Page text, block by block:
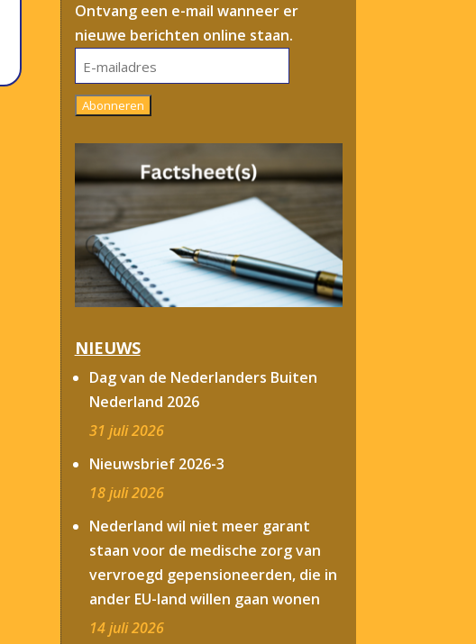
Ontvang een e-mail wanneer er
nieuwe berichten online staan.
E-
mailadres
Abonneren
NIEUWS
Dag van de Nederlanders Buiten
Nederland 2026
31 juli 2026
Nieuwsbrief 2026-3
18 juli 2026
Nederland wil niet meer garant
staan voor de medische zorg van
vervroegd gepensioneerden, die in
ander EU-land willen gaan wonen
14 juli 2026